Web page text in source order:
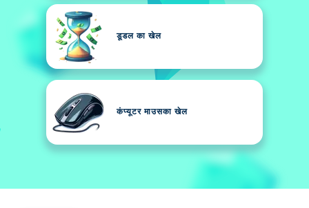
डूडल का खेल
कंप्यूटर माउसका खेल